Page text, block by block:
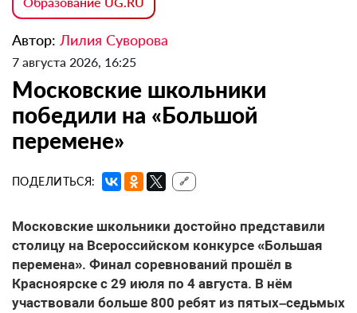
Автор: Лилия Суворова
7 августа 2026, 16:25
Московские школьники
победили на «Большой
перемене»
ПОДЕЛИТЬСЯ: 🔗
Московские школьники достойно представили
столицу на Всероссийском конкурсе «Большая
перемена». Финал соревнований прошёл в
Красноярске с 29 июля по 4 августа. В нём
участвовали больше 800 ребят из пятых–седьмых